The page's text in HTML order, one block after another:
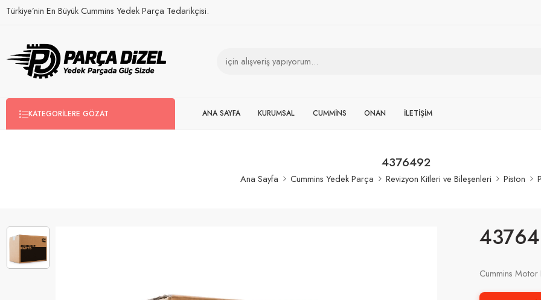
Türkiye’nin En Büyük Cummins Yedek Parça Tedarikçisi.
KATEGORILERE GÖZAT ANA SAYFA KURUMSAL CUMMİNS ONAN İLETİŞİM
4376492
Ana Sayfa Cummins Yedek Parça Revizyon Kitleri ve Bileşenleri Piston
Cummins